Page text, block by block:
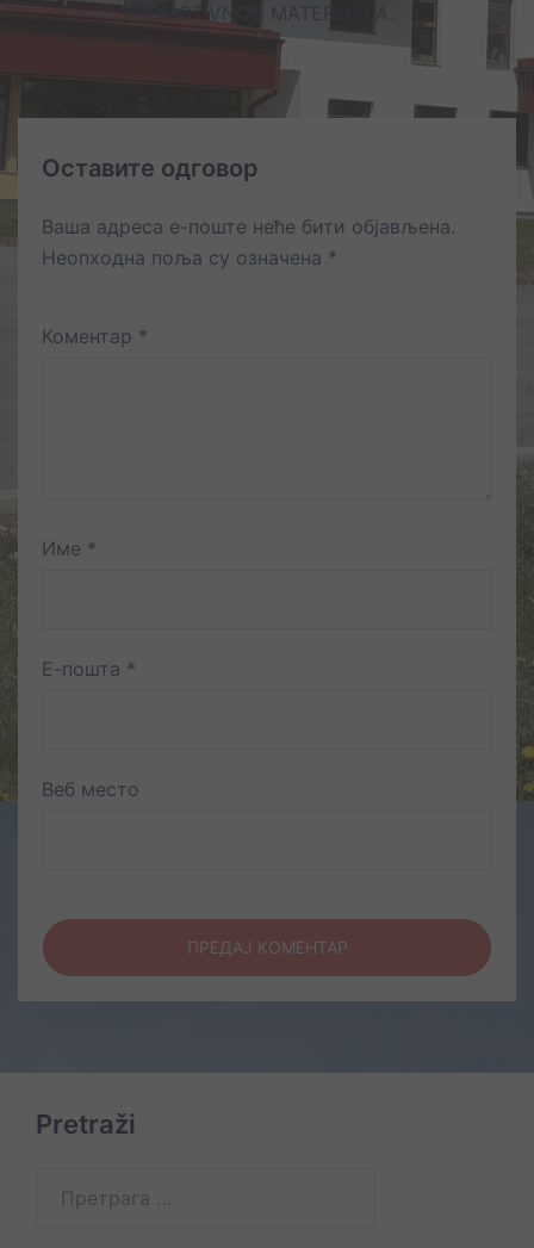
PROMOTIVNOG MATERIJALA.
Оставите одговор
Ваша адреса е-поште неће бити објављена.
Неопходна поља су означена *
Коментар *
Име *
Е-пошта *
Веб место
Pretraži